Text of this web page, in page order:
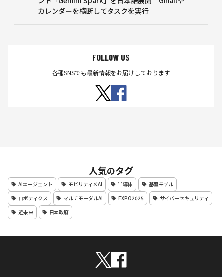
カレンダーを横断してタスクを実行
FOLLOW US
各種SNSでも最新情報をお届けしております
人気のタグ
AIエージェント モビリティ×AI 半導体
基盤モデル
ロボティクス
マルチモーダルAI EXPO2025
サイバーセキュリティ
近未来
日本政府